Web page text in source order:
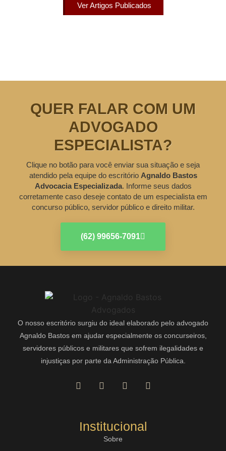
Ver Artigos Publicados
QUER FALAR COM UM
ADVOGADO
ESPECIALISTA?
Clique no botão para você enviar sua situação e seja
atendido pela equipe do escritório Agnaldo Bastos
Advocacia Especializada. Informe seus dados
corretamente caso deseje contato de um especialista em
concurso público, servidor público e direito militar.
(62) 99656-7091
O nosso escritório surgiu do ideal elaborado pelo advogado
Agnaldo Bastos em ajudar especialmente os concurseiros,
servidores públicos e militares que sofrem ilegalidades e
injustiças por parte da Administração Pública.
Institucional
Sobre